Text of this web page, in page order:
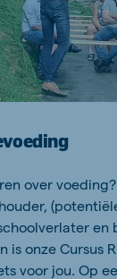
over
en
is onze Cursus
voor jou. Op